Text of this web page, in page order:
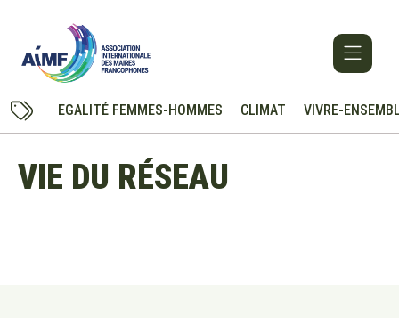
EGALITÉ FEMMES-HOMMES CLIMAT VIVRE-
VIE DU RÉSEAU